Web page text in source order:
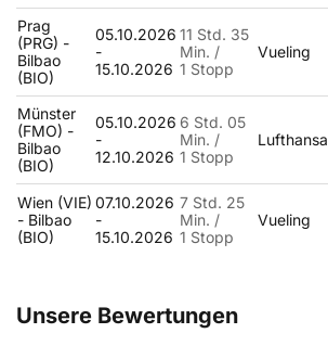
Prag
(PRG) -
Bilbao
(BIO)
05.10.2026
-
15.10.2026
11 Std. 35
Min. /
1 Stopp
Vueling
Münster
(FMO) -
Bilbao
(BIO)
05.10.2026
-
12.10.2026
6 Std. 05
Min. /
1 Stopp
Lufthansa
Wien (VIE)
- Bilbao
(BIO)
07.10.2026
-
15.10.2026
7 Std. 25
Min. /
1 Stopp
Vueling
Unsere Bewertungen